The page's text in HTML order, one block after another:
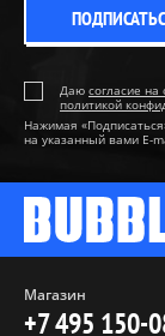
Даю согласие
политикой
Нажимая
на указанный вами E-
Магазин
+7 495 150-